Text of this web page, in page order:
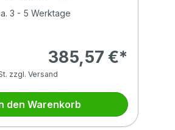
3 - 5 Werktage
385,57 €*
zzgl. Versand
den Warenkorb